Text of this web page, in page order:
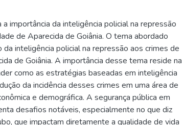
importância da inteligência policial na repressão
de Aparecida de Goiânia. O tema abordado
inteligência policial na repressão aos crimes de
de Goiânia. A importância desse tema reside na
como as estratégias baseadas em inteligência
da incidência desses crimes em uma área de
e demográfica. A segurança pública em
desafios notáveis, especialmente no que diz
que impactam diretamente a qualidade de vida